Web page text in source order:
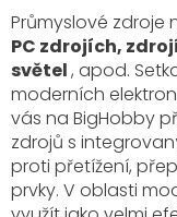
Průmyslové zdroje
PC zdrojích,
světel, apod.
moderních
vás na BigHobby
zdrojů s
proti přetížení,
prvky. V oblasti